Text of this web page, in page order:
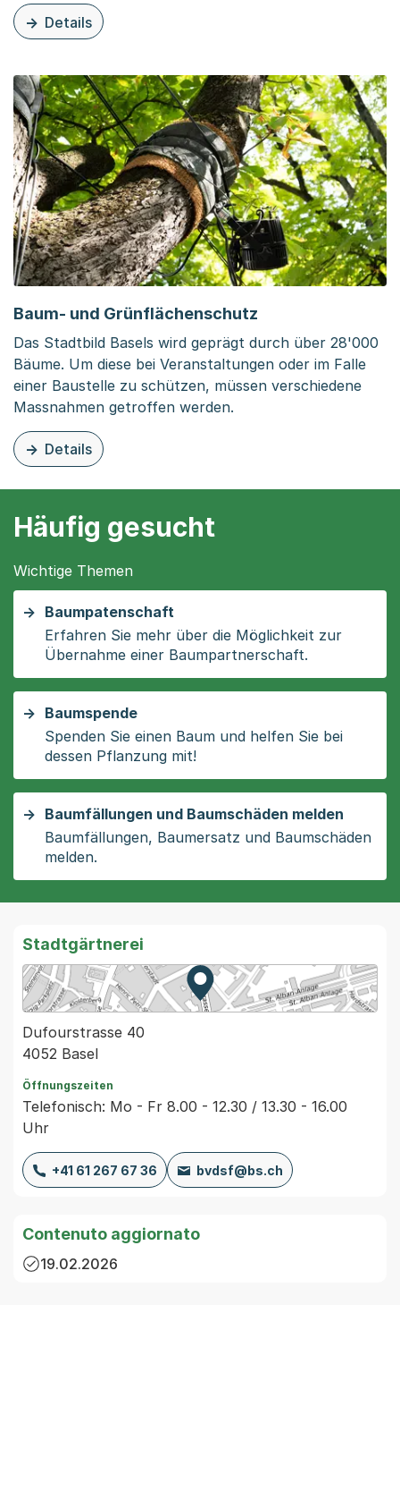
Details
zu diesem Thema: Unsere Park- und Grünanlagen
Baum- und Grünflächenschutz
Das Stadtbild Basels wird geprägt durch über 28'000
Bäume. Um diese bei Veranstaltungen oder im Falle
einer Baustelle zu schützen, müssen verschiedene
Massnahmen getroffen werden.
Details
zu dieser Organisationsseite: Baum- und
Häufig gesucht
Wichtige Themen
Baumpatenschaft
Erfahren Sie mehr über die Möglichkeit zur
Übernahme einer Baumpartnerschaft.
Baumspende
Spenden Sie einen Baum und helfen Sie bei
dessen Pflanzung mit!
Baumfällungen und Baumschäden melden
Baumfällungen, Baumersatz und Baumschäden
melden.
Stadtgärtnerei
Zur Karte von MapBS.
Externer Link, wird in einem
Dufourstrasse 40
4052 Basel
Öffnungszeiten
Telefonisch: Mo - Fr 8.00 - 12.30 / 13.30 - 16.00
Uhr
+41 61 267 67 36 bvdsf@bs.ch
Contenuto aggiornato
19.02.2026